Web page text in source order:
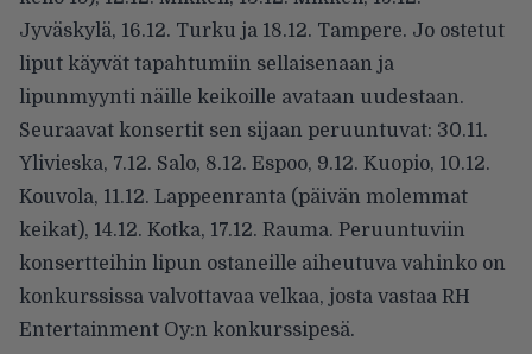
Jyväskylä, 16.12. Turku ja 18.12. Tampere. Jo ostetut
liput käyvät tapahtumiin sellaisenaan ja
lipunmyynti näille keikoille avataan uudestaan.
Seuraavat konsertit sen sijaan peruuntuvat: 30.11.
Ylivieska, 7.12. Salo, 8.12. Espoo, 9.12. Kuopio, 10.12.
Kouvola, 11.12. Lappeenranta (päivän molemmat
keikat), 14.12. Kotka, 17.12. Rauma. Peruuntuviin
konsertteihin lipun ostaneille aiheutuva vahinko on
konkurssissa valvottavaa velkaa, josta vastaa RH
Entertainment Oy:n konkurssipesä.